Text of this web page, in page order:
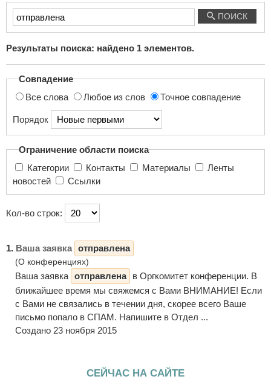
Введите
текст
поиска...
ПОИСК
Результаты поиска: найдено 1 элементов.
Совпадение
Все слова
Любое из слов Точное совпадение
Порядок
Ограничение области поиска
Категории
Контакты Материалы
новостей
Ссылки
Кол-во строк:
1. Ваша заявка отправлена
(О конференциях)
Ваша заявка отправлена
в Оргкомитет конференции. В
ближайшее время мы свяжемся с Вами ВНИМАНИЕ! Если
с Вами не связались в течении дня, скорее всего Ваше
письмо попало в СПАМ. Напишите в Отдел ...
Создано 23 ноября 2015
СЕЙЧАС НА САЙТЕ